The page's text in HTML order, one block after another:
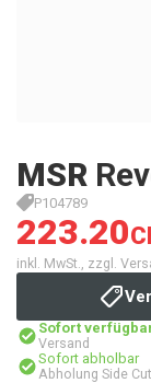
MSR
P104789
223.20
inkl. MwSt., zzgl.
Sofort
Versand
Sofort abholbar
Abholung Side